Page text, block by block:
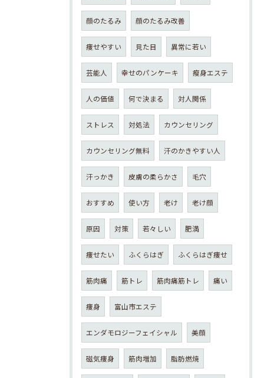
顔のたるみ 顔のたるみ改善
痩せやすい 見た目 異常に若い
芸能人 幸せのパンケーキ 瘦身エステ
人の価値 何で決まる 対人関係
ストレス 対処法 カウンセリング
カウンセリング無料 汗のかきやすい人
汗っかき 皮膚の柔らかさ 毛穴
おすすめ 使い方 老け 老け顔
原因 対策 若々しい 肥満
痩せたい ふくらはぎ ふくらはぎ痩せ
筋肉痛 筋トレ 筋肉痛筋トレ 痛い
痩身 富山市エステ
エンダモロジーフェイシャル 美顔
磁気痩身 筋肉増加 脂肪燃焼